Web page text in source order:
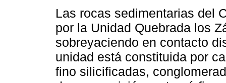
Las rocas sedimentarias del
por la Unidad Quebrada los
sobreyaciendo en contacto
unidad está constituida por
fino silicificadas,